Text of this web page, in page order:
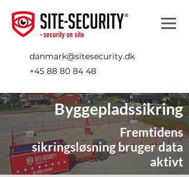
danmark@sitesecurity.dk
+45 88 80 84 48
Byggepladssikring
Fremtidens
sikringsløsning bruger data
aktivt